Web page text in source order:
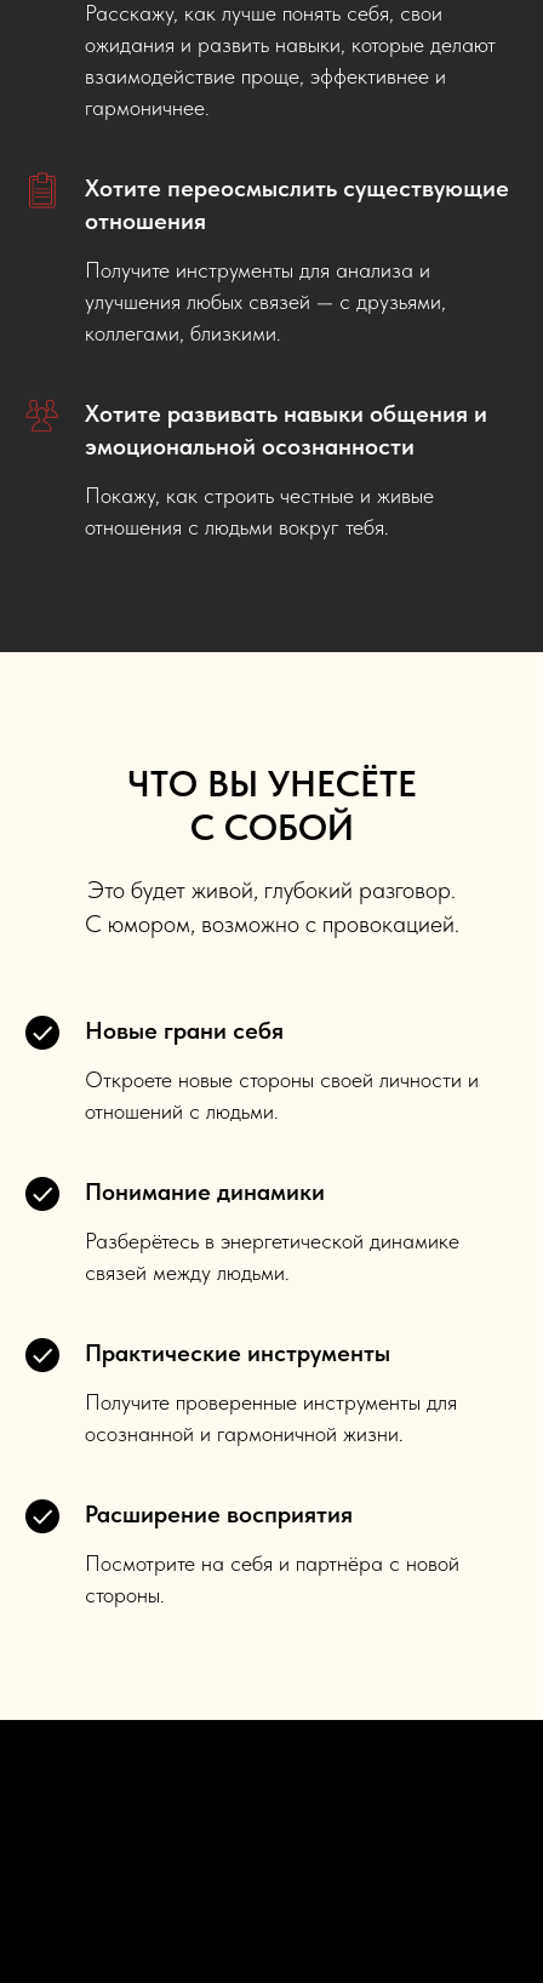
Расскажу, как лучше понять себя, свои
ожидания и развить навыки, которые делают
взаимодействие проще, эффективнее и
гармоничнее.
Хотите переосмыслить существующие
отношения
Получите инструменты для анализа и
улучшения любых связей — с друзьями,
коллегами, близкими.
Хотите развивать навыки общения и
эмоциональной осознанности
Покажу, как строить честные и живые
отношения с людьми вокруг тебя.
ЧТО ВЫ УНЕСЁТЕ
С СОБОЙ
Это будет живой, глубокий разговор.
С юмором, возможно с провокацией.
Новые грани себя
Откроете новые стороны своей личности и
отношений с людьми.
Понимание динамики
Разберётесь в энергетической динамике
связей между людьми.
Практические инструменты
Получите проверенные инструменты для
осознанной и гармоничной жизни.
Расширение восприятия
Посмотрите на себя и партнёра с новой
стороны.